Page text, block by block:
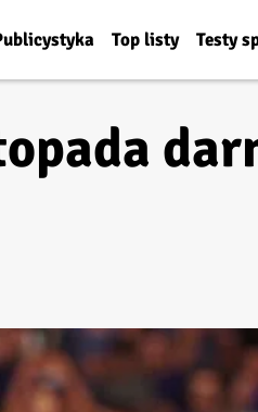
Top listy Testy